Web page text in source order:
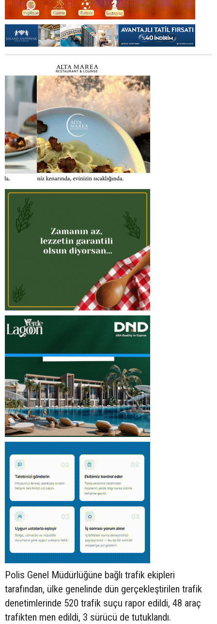
Polis Genel Müdürlüğüne bağlı trafik ekipleri
tarafından, ülke genelinde dün gerçekleştirilen trafik
denetimlerinde 520 trafik suçu rapor edildi, 48 araç
trafikten men edildi, 3 sürücü de tutuklandı.